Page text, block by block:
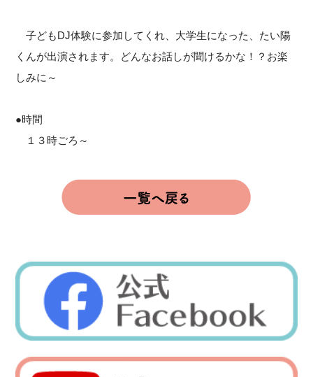
子どもDJ体験に参加してくれ、大学生になった、たい陽
くんが出演されます。どんなお話しが聞けるかな！？お楽
しみに～
●時間
１３時ごろ～